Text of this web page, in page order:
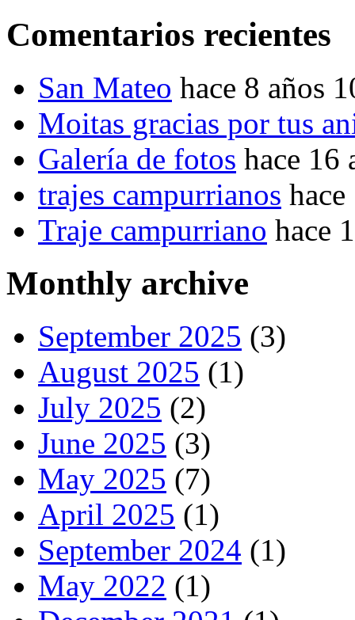
Comentarios recientes
San Mateo hace 8 años
Moitas gracias por tus
Galería de fotos hace 16
trajes campurrianos
Traje campurriano hace
Monthly archive
September 2025 (3)
August 2025 (1)
July 2025 (2)
June 2025 (3)
May 2025 (7)
April 2025 (1)
September 2024 (1)
May 2022 (1)